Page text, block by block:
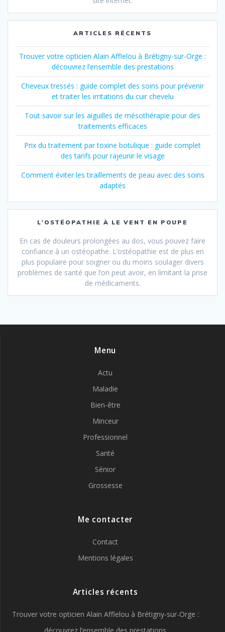
ARTICLES RÉCENTS
Trouver votre opticien Alain Afflelou à Brétigny-sur-Orge :
découvrez l’ensemble des prestations
Cheveux tressés : guide complet des soins pour prévenir
et traiter les irritations du cuir chevelu
Tout savoir sur les aiguilles de mésothérapie pour des
traitements efficaces
Prix du traitement par toxine botulique : guide complet
des tarifs pour rajeunir le visage
Comment éviter les tiraillements de peau avec des soins
adaptés
L’OSTÉOPATHIE À LE VENT EN POUPE
En cas de douleurs prolongées au dos, vous pouvez faire
confiance à un ostéopathe. L’ostéopathie est de plus en
plus populaire pour soigner ou du moins soulager divers
problèmes de santé que l’on peut avoir, en limitant la prise
de médicaments.
Menu
Actu
Maladie
Bien-être
Minceur
Professionnel
Santé
Sénior
Grossesse
Me contacter
Contact
Mentions légales
Articles récents
Trouver votre opticien Alain Afflelou à Brétigny-sur-Orge :